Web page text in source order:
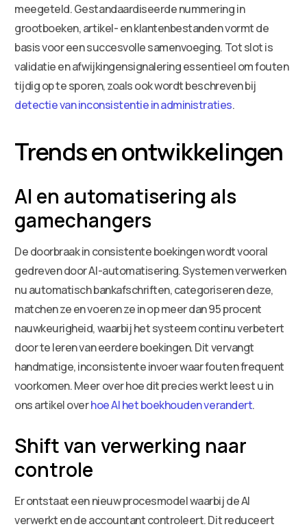
meegeteld. Gestandaardiseerde nummering in
grootboeken, artikel- en klantenbestanden vormt de
basis voor een succesvolle samenvoeging. Tot slot is
validatie en afwijkingensignalering essentieel om fouten
tijdig op te sporen, zoals ook wordt beschreven bij
detectie van inconsistentie in administraties.
Trends en ontwikkelingen
AI en automatisering als
gamechangers
De doorbraak in consistente boekingen wordt vooral
gedreven door AI-automatisering. Systemen verwerken
nu automatisch bankafschriften, categoriseren deze,
matchen ze en voeren ze in op meer dan 95 procent
nauwkeurigheid, waarbij het systeem continu verbetert
door te leren van eerdere boekingen. Dit vervangt
handmatige, inconsistente invoer waar fouten frequent
voorkomen. Meer over hoe dit precies werkt leest u in
ons artikel overhoe AI het boekhouden verandert.
Shift van verwerking naar
controle
Er ontstaat een nieuw procesmodel waarbij de AI
verwerkt en de accountant controleert. Dit reduceert